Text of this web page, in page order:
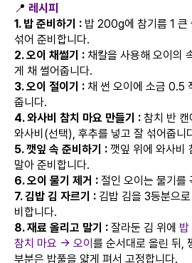
📍 레시피
1. 밥 준비하기 : 밥 200g에 참기름 1 큰
섞어 준비합니다.
2. 오이 채썰기 : 채칼을 사용해 오이의
게 채 썰어줍니다.
3. 오이 절이기 : 채 썬 오이에 소금 0.5
줍니다.
4. 와사비 참치 마요 만들기 : 참치 반
와사비(선택), 후추를 넣고 잘 섞어줍니
5. 깻잎 속 준비하기 : 깻잎 위에 와사비
말아 준비합니다.
6. 오이 물기 제거 : 절인 오이는 물기를
7. 김밥 김 자르기 : 김밥 김을 3등분으
비합니다.
8. 재료 올리고 말기 : 잘라둔 김 위에
참치 마요 → 오이 를 순서대로 올린 뒤,
부분은 밥풀을 얇게 펴서 고정합니다.